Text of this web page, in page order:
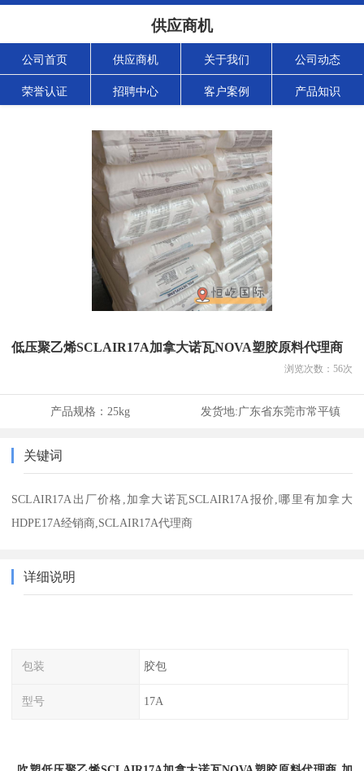
供应商机
公司首页 供应商机 关于我们 公司动态
荣誉认证 招聘中心 客户案例 产品知识
低压聚乙烯SCLAIR17A加拿大诺瓦NOVA塑胶原料代理商
浏览次数： 56次
产品规格： 25kg 发货地:广东省东莞市常平镇
关键词
SCLAIR17A出厂价格,加拿大诺瓦SCLAIR17A报价,哪里有加拿大
HDPE17A经销商,SCLAIR17A代理商
详细说明
包装 胶包
型号 17A